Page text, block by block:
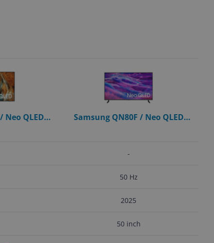
Neo QLED
Samsung QN80F / Neo QLED
-
50 Hz
2025
50 inch